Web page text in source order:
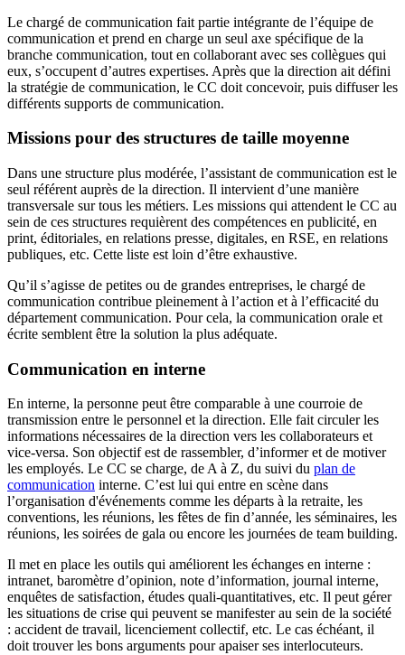
Le chargé de communication fait partie intégrante de l’équipe de
communication et prend en charge un seul axe spécifique de la
branche communication, tout en collaborant avec ses collègues qui
eux, s’occupent d’autres expertises. Après que la direction ait défini
la stratégie de communication, le CC doit concevoir, puis diffuser les
différents supports de communication.
Missions pour des structures de taille moyenne
Dans une structure plus modérée, l’assistant de communication est le
seul référent auprès de la direction. Il intervient d’une manière
transversale sur tous les métiers. Les missions qui attendent le CC au
sein de ces structures requièrent des compétences en publicité, en
print, éditoriales, en relations presse, digitales, en RSE, en relations
publiques, etc. Cette liste est loin d’être exhaustive.
Qu’il s’agisse de petites ou de grandes entreprises, le chargé de
communication contribue pleinement à l’action et à l’efficacité du
département communication. Pour cela, la communication orale et
écrite semblent être la solution la plus adéquate.
Communication en interne
En interne, la personne peut être comparable à une courroie de
transmission entre le personnel et la direction. Elle fait circuler les
informations nécessaires de la direction vers les collaborateurs et
vice-versa. Son objectif est de rassembler, d’informer et de motiver
les employés. Le CC se charge, de A à Z, du suivi du plan de
communication interne. C’est lui qui entre en scène dans
l’organisation d'événements comme les départs à la retraite, les
conventions, les réunions, les fêtes de fin d’année, les séminaires, les
réunions, les soirées de gala ou encore les journées de team building.
Il met en place les outils qui améliorent les échanges en interne :
intranet, baromètre d’opinion, note d’information, journal interne,
enquêtes de satisfaction, études quali-quantitatives, etc. Il peut gérer
les situations de crise qui peuvent se manifester au sein de la société
: accident de travail, licenciement collectif, etc. Le cas échéant, il
doit trouver les bons arguments pour apaiser ses interlocuteurs.